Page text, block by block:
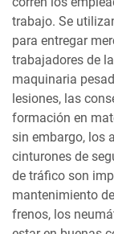
trabajo. Se
para entregar
trabajadores de
maquinaria
lesiones, las
formación en
sin embargo, los
cinturones de
de tráfico son
mantenimiento
frenos, los